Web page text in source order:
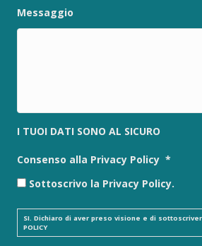
Messaggio
I TUOI DATI SONO AL SICURO
Consenso alla Privacy Policy *
Sottoscrivo la Privacy Policy.
SI. Dichiaro di aver preso visione e di
POLICY